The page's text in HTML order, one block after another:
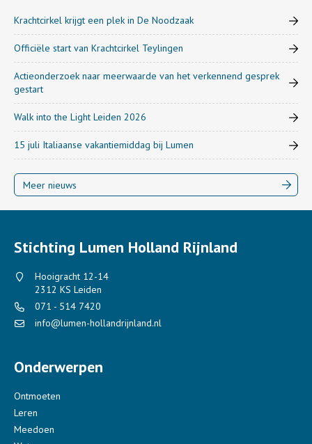
Krachtcirkel krijgt een plek in De Noodzaak
Officiële start van Krachtcirkel Teylingen
Actieonderzoek naar meerwaarde van het verkennend gesprek
gestart
Walk into the Light Leiden 2026
15 juli Italiaanse vakantiemiddag bij Lumen
Meer nieuws
Stichting Lumen Holland Rijnland
Hooigracht 12-14
2312 KS Leiden
071 - 514 7420
info@lumen-hollandrijnland.nl
Onderwerpen
Ontmoeten
Leren
Meedoen